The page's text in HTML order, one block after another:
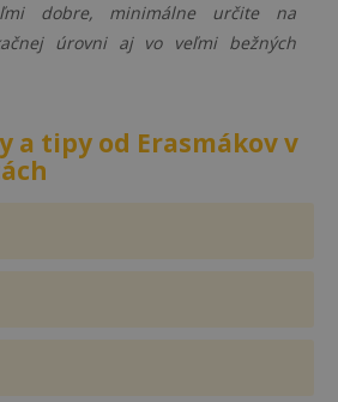
dobre, minimálne určite na
úrovni aj vo veľmi bežných
a tipy od Erasmákov v